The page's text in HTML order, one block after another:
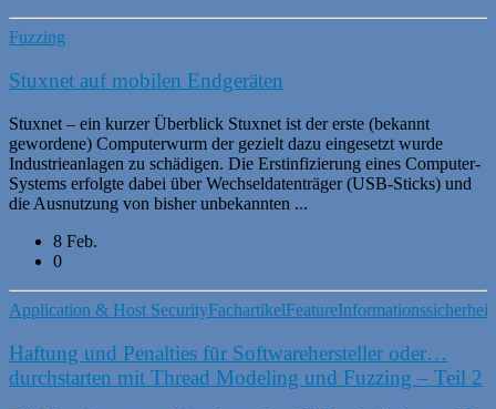
Fuzzing
Stuxnet auf mobilen Endgeräten
Stuxnet – ein kurzer Überblick Stuxnet ist der erste (bekannt
gewordene) Computerwurm der gezielt dazu eingesetzt wurde
Industrieanlagen zu schädigen. Die Erstinfizierung eines Computer-
Systems erfolgte dabei über Wechseldatenträger (USB-Sticks) und
die Ausnutzung von bisher unbekannten ...
8 Feb.
0
Application & Host SecurityFachartikelFeatureInformationssicherheit
Haftung und Penalties für Softwarehersteller oder…
durchstarten mit Thread Modeling und Fuzzing – Teil 2